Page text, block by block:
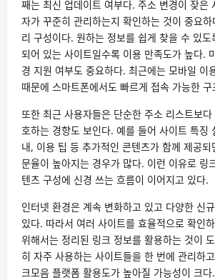
째는 최신 업데이트 여부다. 주소 변경이 잦은
자가 꾸준히 관리하는지 확인하는 것이 중요
리 구성이다. 원하는 정보를 쉽게 찾을 수 있도
되어 있는 사이트일수록 이용 만족도가 높다.
경 지원 여부도 중요하다. 최근에는 모바일 이
때문에 스마트폰에서도 빠르게 접속 가능한
또한 최근 사용자들은 단순한 주소 리스트보
호하는 경향도 보인다. 예를 들어 사이트 특징
내, 이용 팁 등 추가적인 콘텐츠가 함께 제공
문율이 높아지는 경우가 많다. 이런 이유로 링
텐츠 구성에 신경 쓰는 흐름이 이어지고 있다.
인터넷 환경은 계속 변화하고 있고 다양한 신
있다. 따라서 여러 사이트를 효율적으로 확인
위해서는 정리된 링크 정보를 활용하는 것이
히 자주 사용하는 사이트들을 한 번에 관리하
크모음 플랫폼 활용도가 높아질 가능성이 크다.